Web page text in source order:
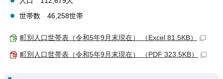
世帯数 46,258世帯
町別人口世帯表（令和5年9月末現在） （Excel 81.5KB）
町別人口世帯表（令和5年9月末現在） （PDF 323.5KB）